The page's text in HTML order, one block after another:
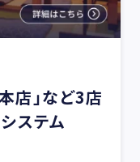
店」など3店
ステム